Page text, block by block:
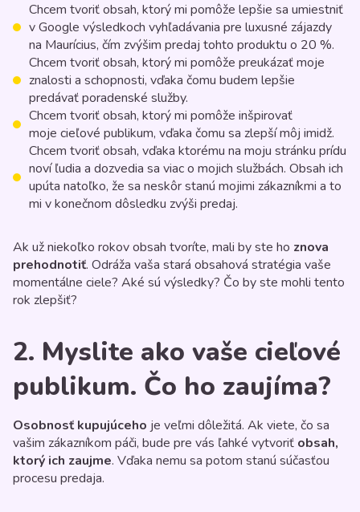
Chcem tvoriť obsah, ktorý mi pomôže lepšie sa umiestniť
v Google výsledkoch vyhľadávania pre luxusné zájazdy
na Maurícius, čím zvýšim predaj tohto produktu o 20 %.
Chcem tvoriť obsah, ktorý mi pomôže preukázať moje
znalosti a schopnosti, vďaka čomu budem lepšie
predávať poradenské služby.
Chcem tvoriť obsah, ktorý mi pomôže inšpirovať
moje cieľové publikum, vďaka čomu sa zlepší môj imidž.
Chcem tvoriť obsah, vďaka ktorému na moju stránku prídu
noví ľudia a dozvedia sa viac o mojich službách. Obsah ich
upúta natoľko, že sa neskôr stanú mojimi zákazníkmi a to
mi v konečnom dôsledku zvýši predaj.
Ak už niekoľko rokov obsah tvoríte, mali by ste ho znova
prehodnotiť. Odráža vaša stará obsahová stratégia vaše
momentálne ciele? Aké sú výsledky? Čo by ste mohli tento
rok zlepšiť?
2. Myslite ako vaše cieľové
publikum. Čo ho zaujíma?
Osobnosť kupujúceho je veľmi dôležitá. Ak viete, čo sa
vašim zákazníkom páči, bude pre vás ľahké vytvoriť obsah,
ktorý ich zaujme. Vďaka nemu sa potom stanú súčasťou
procesu predaja.